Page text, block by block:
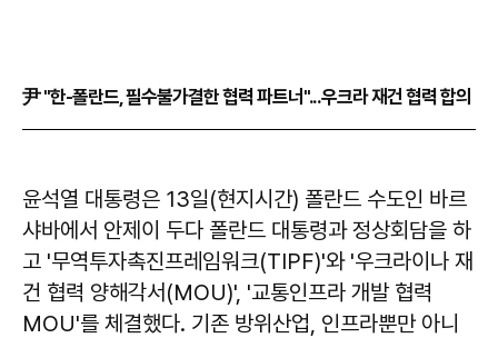
尹 "한-폴란드, 필수불가결한 협력 파트너"...우크라 재건 협력 합의
윤석열 대통령은 13일(현지시간) 폴란드 수도인 바르
샤바에서 안제이 두다 폴란드 대통령과 정상회담을 하
고 '무역투자촉진프레임워크(TIPF)'와 '우크라이나 재
건 협력 양해각서(MOU)', '교통인프라 개발 협력
MOU'를 체결했다. 기존 방위산업, 인프라뿐만 아니